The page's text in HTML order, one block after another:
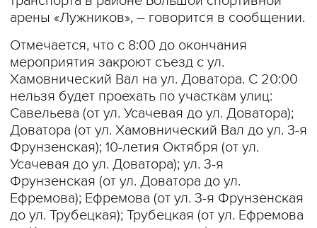
арены «Лужников», – говорится в сообщении.
Отмечается, что с 8:00 до окончания
мероприятия закроют съезд с ул.
Хамовнический Вал на ул. Доватора. С 20:00
нельзя будет проехать по участкам улиц:
Савельева (от ул. Усачевая до ул. Доватора);
Доватора (от ул. Хамовнический Вал до ул. 3-я
Фрунзенская); 10-летия Октября (от ул.
Усачевая до ул. Доватора); ул. 3-я
Фрунзенская (от ул. Доватора до ул.
Ефремова); Ефремова (от ул. 3-я Фрунзенская
до ул. Трубецкая); Трубецкая (от ул. Ефремова